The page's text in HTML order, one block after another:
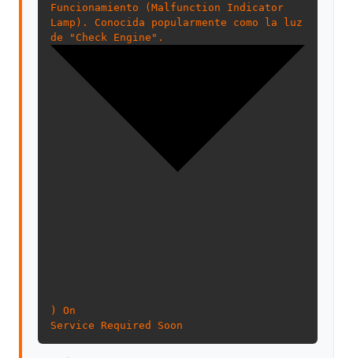
Funcionamiento (Malfunction Indicator
Lamp). Conocida popularmente como la luz
de "Check Engine".
) On
Service Required Soon